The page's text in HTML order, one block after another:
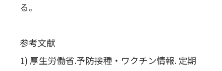
る。
参考文献
1) 厚生労働省.予防接種・ワクチン情報. 定期